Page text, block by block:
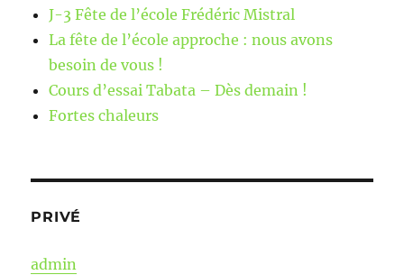
J-3 Fête de l’école Frédéric Mistral
La fête de l’école approche : nous avons
besoin de vous !
Cours d’essai Tabata – Dès demain !
Fortes chaleurs
PRIVÉ
admin